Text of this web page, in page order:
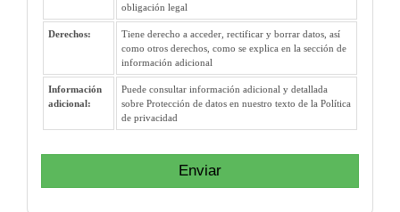
obligación legal
Derechos:
Tiene derecho a acceder, rectificar y borrar datos, así
como otros derechos, como se explica en la sección de
información adicional
Información
adicional:
Puede consultar información adicional y detallada
sobre Protección de datos en nuestro texto de la Política
de privacidad
Enviar